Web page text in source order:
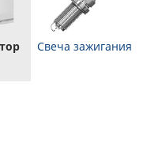
Свеча зажигания